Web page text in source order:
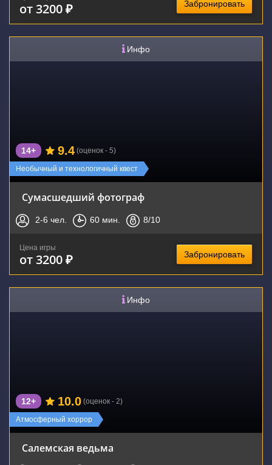
от 3200 ₽ Забронировать
Инфо
Необычный и технологичный квест
14+ 9.4 (оценок - 5)
Сумасшедший фотограф
2-6 чел. 60 мин. 8/10
Цена игры
от 3200 ₽ Забронировать
Инфо
Атмосферный хоррор
12+ 10.0 (оценок - 2)
Салемская ведьма